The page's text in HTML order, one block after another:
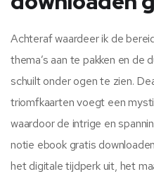
Achteraf waardeer ik de
thema’s aan te pakken en de
schuilt onder ogen te zien.
triomfkaarten voegt een
waardoor de intrige en
notie ebook gratis
het digitale tijdperk uit, het